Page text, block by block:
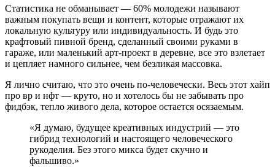
Статистика не обманывает — 60% молодежи называют
важным покупать вещи и контент, которые отражают их
локальную культуру или индивидуальность. И будь это
крафтовый пивной бренд, сделанный своими руками в
гараже, или маленький арт-проект в деревне, все это взлетает
и цепляет намного сильнее, чем безликая массовка.
Я лично считаю, что это очень по-человечески. Весь этот хайп
про вр и нфт — круто, но и хотелось бы не забывать про
фидбэк, тепло живого дела, которое остается осязаемым.
«Я думаю, будущее креативных индустрий — это
гибрид технологий и настоящего человеческого
рукоделия. Без этого микса будет скучно и
фальшиво.»